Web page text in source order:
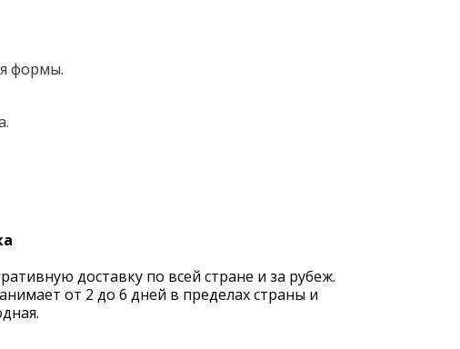
формы.
доставку по всей стране и за рубеж.
от 2 до 6 дней в пределах страны и